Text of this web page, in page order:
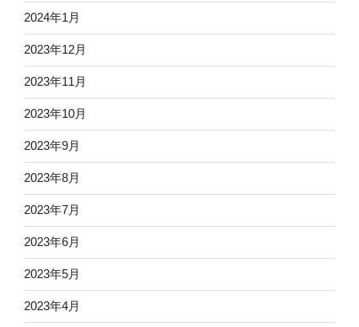
2024年1月
2023年12月
2023年11月
2023年10月
2023年9月
2023年8月
2023年7月
2023年6月
2023年5月
2023年4月